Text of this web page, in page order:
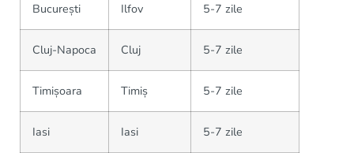
București Ilfov 5-7 zile
Cluj-Napoca Cluj 5-7 zile
Timișoara Timiș 5-7 zile
Iasi Iasi 5-7 zile